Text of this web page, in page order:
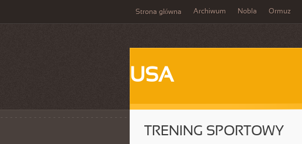
Strona główna Archiwum Nobla Ormuz
USA
TRENING SPORTOWY